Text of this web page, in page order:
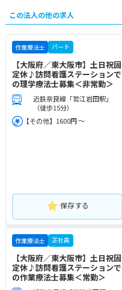
この法人の他の求人
作業療法士 パート
【大阪府／東大阪市】土日祝固
定休♪訪問看護ステーションで
の理学療法士募集＜非常勤＞
近鉄奈良線「若江岩田駅」
（徒歩15分）
【その他】1600円 ～
保存する
作業療法士 正社員
【大阪府／東大阪市】土日祝固
定休♪訪問看護ステーションで
の作業療法士募集＜常勤＞